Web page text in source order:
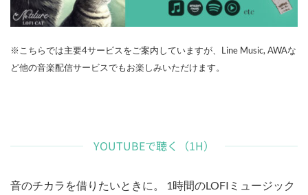
※こちらでは主要4サービスをご案内していますが、Line Music, AWAな
ど他の音楽配信サービスでもお楽しみいただけます。
YOUTUBEで聴く（1H）
音のチカラを借りたいときに。 1時間のLOFIミュージック